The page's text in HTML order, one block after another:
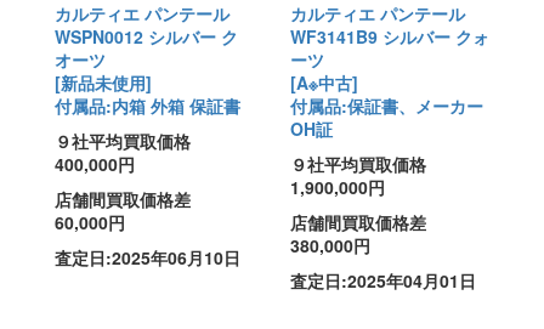
カルティエ パンテール
WSPN0012 シルバー ク
オーツ
[新品未使用]
付属品:内箱 外箱 保証書
９社平均買取価格
400,000円
店舗間買取価格差
60,000円
査定日:2025年06月10日
カルティエ パンテール
WF3141B9 シルバー クォ
ーツ
[A※中古]
付属品:保証書、メーカー
OH証
９社平均買取価格
1,900,000円
店舗間買取価格差
380,000円
査定日:2025年04月01日